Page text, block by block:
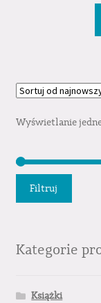
Wyświetlanie
Filtruj
Kategorie
Książki